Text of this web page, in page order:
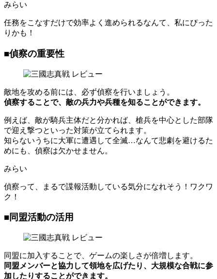
みらい
任務をこなすだけで効率よく進められるなんて、私にぴった
りかも！
■偵察の重要性
敵地を攻める前には、必ず偵察を行いましょう。
偵察することで、敵の兵力や兵種を知ることができます。
例えば、敵が騎兵主体だと分かれば、槍兵を中心とした部隊
で迎え撃つといった対策が立てられます。
知らないうちに大軍に遭遇して全滅…なんて悲劇を避けるた
めにも、偵察は欠かせません。
みらい
偵察って、まるで諜報活動している気分になれそう！ワクワ
ク！
■同盟活動の活用
同盟に加入することで、ゲームの楽しさが倍増します。
同盟メンバーと協力して領地を広げたり、大規模な合戦に参
加したりすることができます。